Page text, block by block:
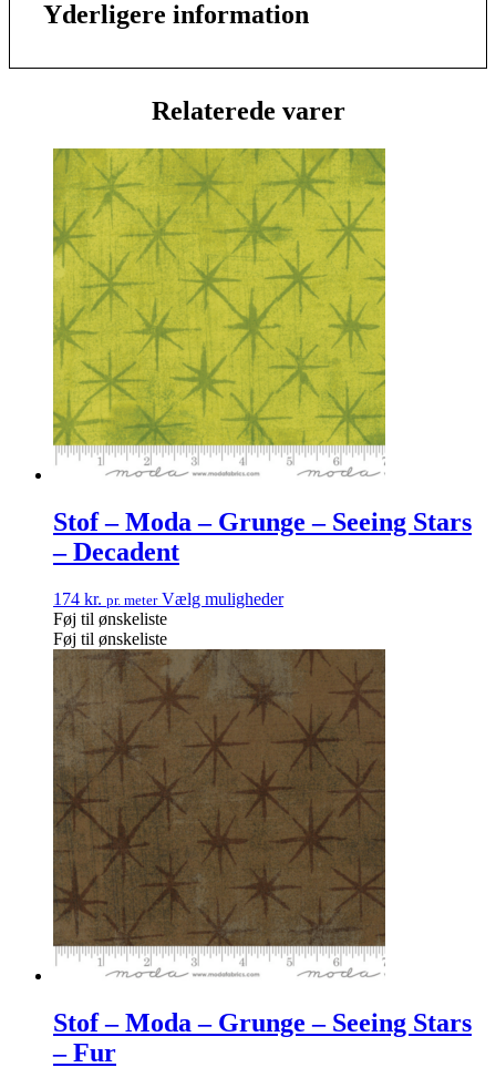
Yderligere information
Relaterede varer
Stof – Moda – Grunge – Seeing Stars
– Decadent
174 kr. pr. meter Vælg muligheder
Føj til ønskeliste
Føj til ønskeliste
Stof – Moda – Grunge – Seeing Stars
– Fur